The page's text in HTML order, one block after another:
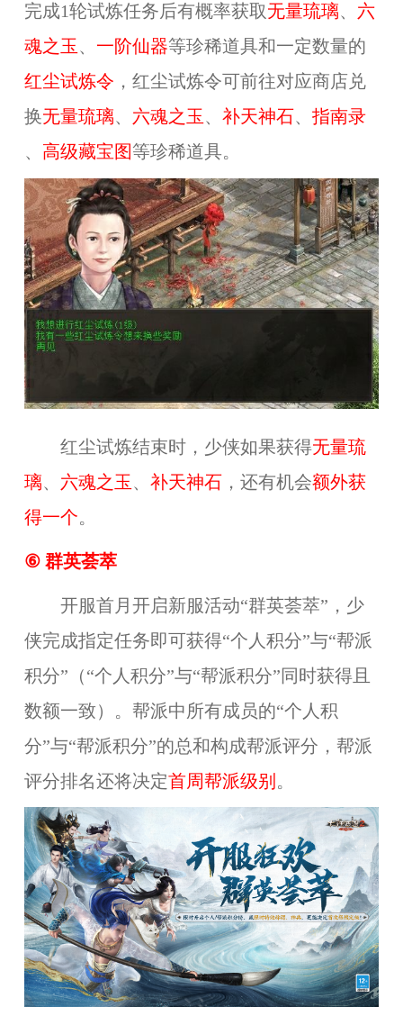
完成1轮试炼任务后有概率获取无量琉璃、 六
魂之玉、 一阶仙器等珍稀道具和一定数量的
红尘试炼令 ，红尘试炼令可前往对应商店兑
换无量琉璃、 六魂之玉、 补天神石、 指南录
、 高级藏宝图等珍稀道具。
红尘试炼结束时，少侠如果获得无量琉
璃、 六魂之玉 、 补天神石 ，还有机会额外获
得一个。
⑥ 群英荟萃
开服首月开启新服活动“群英荟萃”，少
侠完成指定任务即可获得“个人积分”与“帮派
积分”（“个人积分”与“帮派积分”同时获得且
数额一致）。帮派中所有成员的“个人积
分”与“帮派积分”的总和构成帮派评分 ， 帮派
评分排名还将决定首周帮派级别 。